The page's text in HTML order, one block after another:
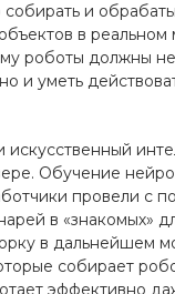
собирать и
в
роботы должны
и уметь
Обучение
провели с
в «знакомых»
в дальнейшем
собирает
эффективно